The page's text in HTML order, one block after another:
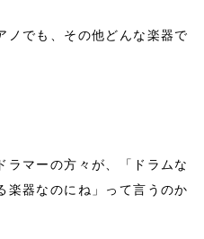
ノでも、その他どんな楽器で
ラマーの方々が、「ドラムな
楽器なのにね」って言うのか